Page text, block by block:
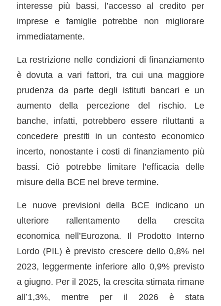
interesse più bassi, l’accesso al credito per
imprese e famiglie potrebbe non migliorare
immediatamente.
La restrizione nelle condizioni di finanziamento
è dovuta a vari fattori, tra cui una maggiore
prudenza da parte degli istituti bancari e un
aumento della percezione del rischio. Le
banche, infatti, potrebbero essere riluttanti a
concedere prestiti in un contesto economico
incerto, nonostante i costi di finanziamento più
bassi. Ciò potrebbe limitare l’efficacia delle
misure della BCE nel breve termine.
Le nuove previsioni della BCE indicano un
ulteriore rallentamento della crescita
economica nell’Eurozona. Il Prodotto Interno
Lordo (PIL) è previsto crescere dello 0,8% nel
2023, leggermente inferiore allo 0,9% previsto
a giugno. Per il 2025, la crescita stimata rimane
all’1,3%, mentre per il 2026 è stata